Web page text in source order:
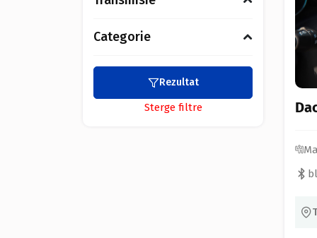
Categorie
Rezultat
Sterge filtre